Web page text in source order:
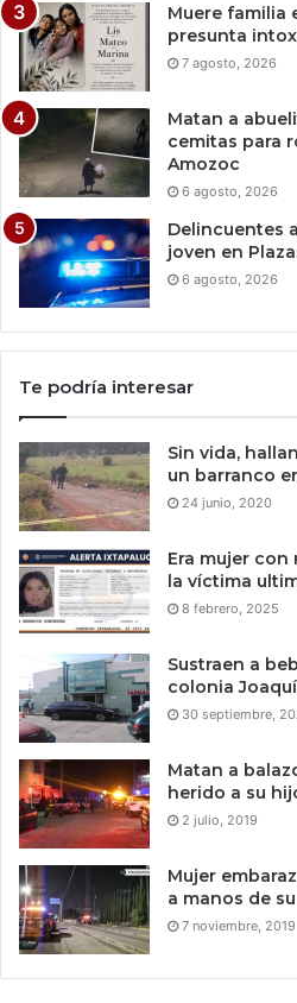
Muere familia
presunta
7 agosto, 2026
Matan a
cemitas para
Amozoc
6 agosto, 2026
Delincuentes
joven en
6 agosto, 2026
Te podría interesar
Sin vida,
un barranco
24 junio, 2020
Era mujer
la víctima
8 febrero, 2025
Sustraen a
colonia
30 septiembre,
Matan a
herido a su
2 julio, 2019
Mujer
a manos de
7 noviembre, 2019